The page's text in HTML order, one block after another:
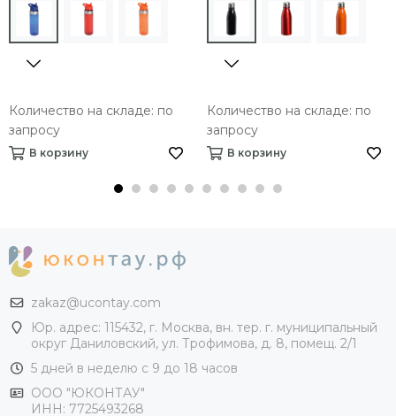
Количество на складе: по
запросу
В корзину
Количество на складе: по
запросу
В корзину
zakaz@ucontay.com
Юр. адрес: 115432, г. Москва, вн. тер. г. муниципальный
округ Даниловский, ул. Трофимова, д. 8, помещ. 2/1
5 дней в неделю с 9 до 18 часов
ООО "ЮКОНТАУ"
ИНН: 7725493268